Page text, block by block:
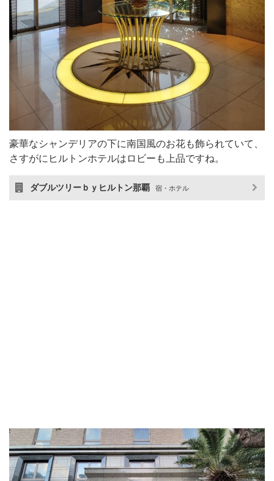
豪華なシャンデリアの下に南国風のお花も飾られていて、
さすがにヒルトンホテルはロビーも上品ですね。
ダブルツリーｂｙヒルトン那覇 宿・ホテル